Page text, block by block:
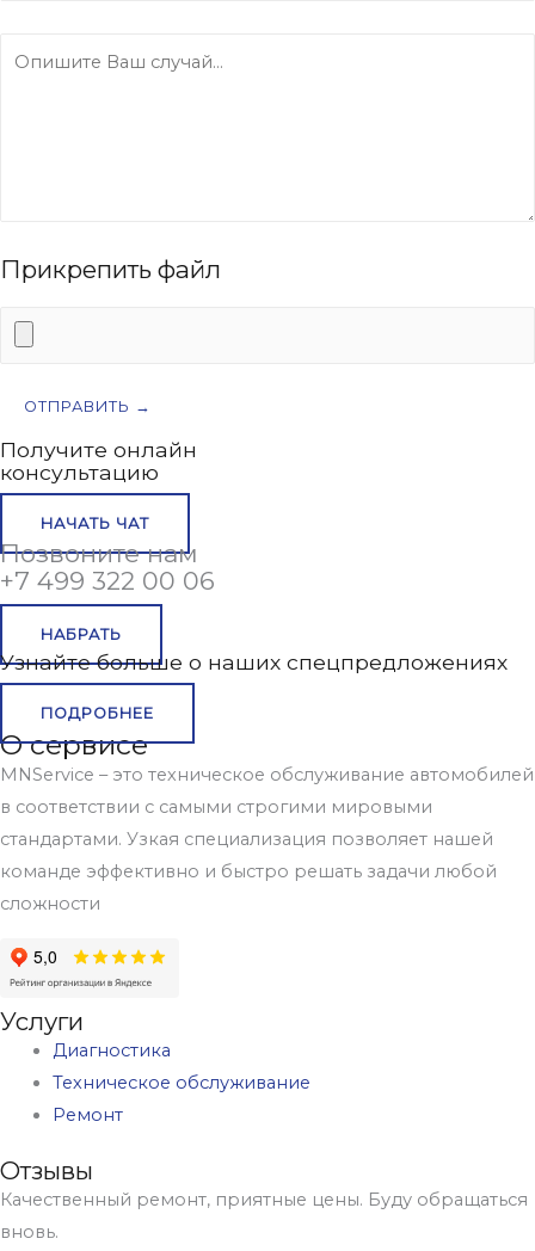
Прикрепить файл
Получите онлайн
консультацию
НАЧАТЬ ЧАТ
Позвоните нам
+7 499 322 00 06
НАБРАТЬ
Узнайте больше о наших спецпредложениях
ПОДРОБНЕЕ
О сервисе
MNService – это техническое обслуживание автомобилей
в соответствии с самыми строгими мировыми
стандартами. Узкая специализация позволяет нашей
команде эффективно и быстро решать задачи любой
сложности
Услуги
Диагностика
Техническое обслуживание
Ремонт
Отзывы
Качественный ремонт, приятные цены. Буду обращаться
вновь.